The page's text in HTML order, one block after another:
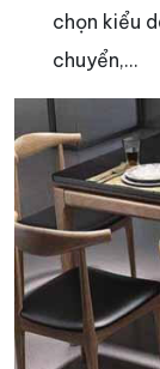
chọn kiểu
chuyển,…